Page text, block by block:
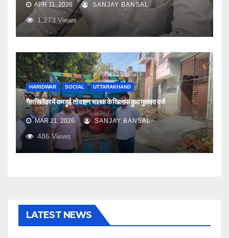
APR 11, 2026 SANJAY BANSAL
1,273 Views
HARIDWAR SOCIAL UTTARAKHAND
गैस सिलेंडर में कम हुई तो वाहन चालक के खिलाफ हुआ मुकदमा दर्ज
MAR 21, 2026 SANJAY BANSAL
486 Views
LATEST NEWS